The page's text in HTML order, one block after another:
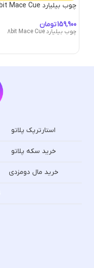
چوب بیلیارد 8bit Mace Cue
تومان
چوب بیلیارد 8bit Mace Cue
استارترپک پلاتو
خرید سکه پلاتو
خرید مال دومزدی